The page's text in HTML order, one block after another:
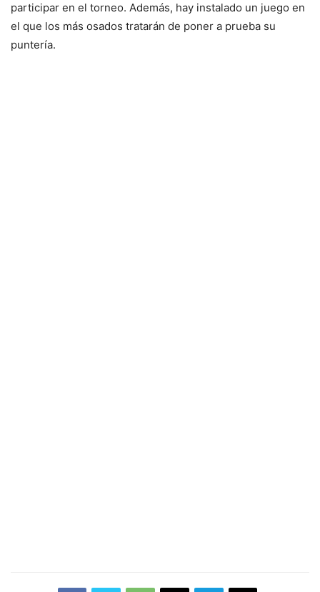
participar en el torneo. Además, hay instalado un juego en
el que los más osados tratarán de poner a prueba su
puntería.